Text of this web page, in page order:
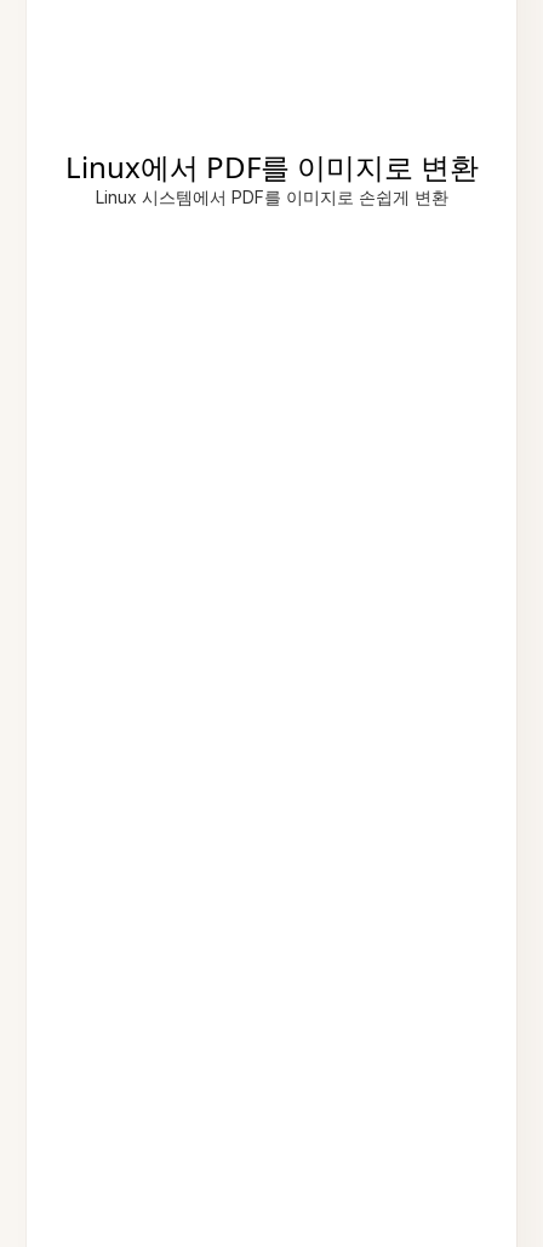
Linux에서 PDF를 이미지로 변환
Linux 시스템에서 PDF를 이미지로 손쉽게 변환